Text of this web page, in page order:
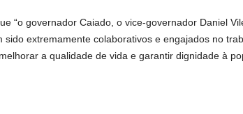
“o governador Caiado, o vice-governador Daniel
sido extremamente colaborativos e engajados no
a qualidade de vida e garantir dignidade à